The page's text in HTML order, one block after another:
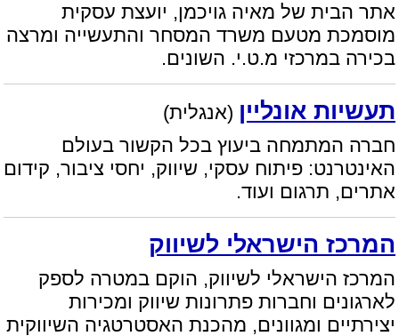
אתר הבית של מאיה גויכמן, יועצת עסקית
מוסמכת מטעם משרד המסחר והתעשייה ומרצה
בכירה במרכזי מ.ט.י. השונים.
תעשיות אונליין (אנגלית)
חברה המתמחה ביעוץ בכל הקשור בעולם
האינטרנט: פיתוח עסקי, שיווק, יחסי ציבור, קידום
אתרים, תרגום ועוד.
המרכז הישראלי לשיווק
המרכז הישראלי לשיווק, הוקם במטרה לספק
לארגונים וחברות פתרונות שיווק ומכירות
יצירתיים ומגוונים, מהכנת האסטרטגיה השיווקית